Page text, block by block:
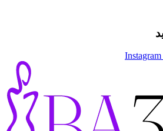
Instagram